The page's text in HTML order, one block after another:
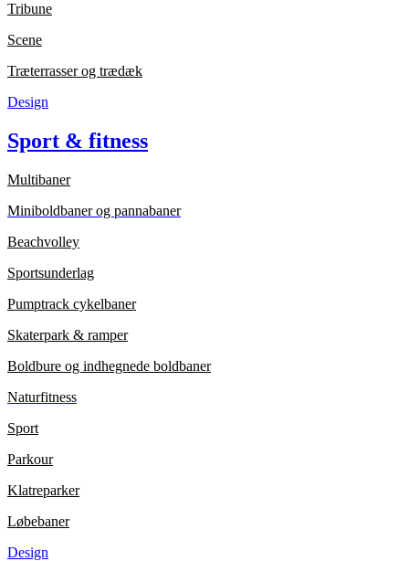
Tribune
Scene
Træterrasser og trædæk
Design
Sport & fitness
Multibaner
Miniboldbaner og pannabaner
Beachvolley
Sportsunderlag
Pumptrack cykelbaner
Skaterpark & ramper
Boldbure og indhegnede boldbaner
Naturfitness
Sport
Parkour
Klatreparker
Løbebaner
Design